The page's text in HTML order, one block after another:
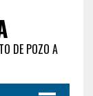
DE POZO A